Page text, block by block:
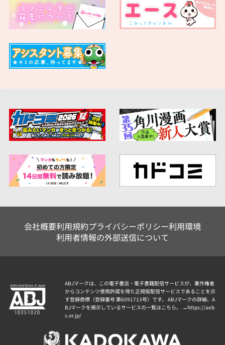
会社概要利用規約プライバシーポリシー利用環境
利用者情報の外部送信について
ABJマークは、この電子書店・電子書籍配信サービスが、著作権者
からコンテンツ使用許諾を得た正規版配信サービスであることを示
す登録商標（登録番号 第6091713号）です。 ABJマークの詳細、A
BJマークを掲示しているサービスの一覧はこちら。 → https://aeb
s.or.jp/